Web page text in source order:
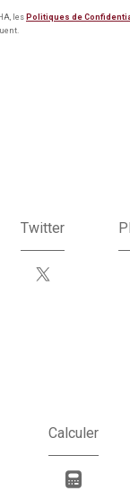
les Politiques de
Twitter
Calculer